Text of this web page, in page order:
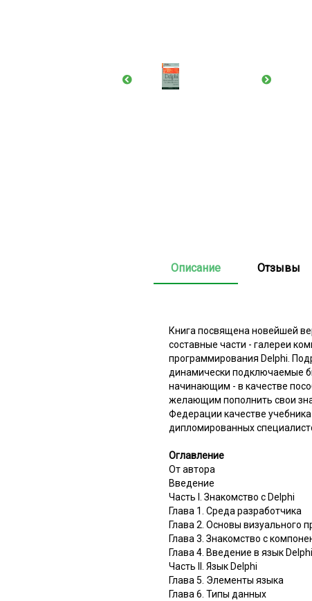
Описание Отзывы
Книга посвящена новейшей
составные части - галереи
программирования Delphi.
динамически подключаемые
начинающим - в качестве
желающим пополнить свои
Федерации качестве
дипломированных
Оглавление
От автора
Введение
Часть I. Знакомство с Delphi
Глава 1. Среда разработчика
Глава 2. Основы визуального
Глава 3. Знакомство с
Глава 4. Введение в язык Delphi
Часть II. Язык Delphi
Глава 5. Элементы языка
Глава 6. Типы данных